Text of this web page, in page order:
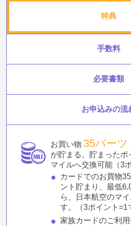
特典
手数料
必要書類
お申込みの流
お買い物 35バーツ
が貯まる。貯まった
マイルへ交換可能（3
カードでのお買物
ント貯まり、最低
ら、日本航空のマ
す。（3ポイント=1
家族カードのご利